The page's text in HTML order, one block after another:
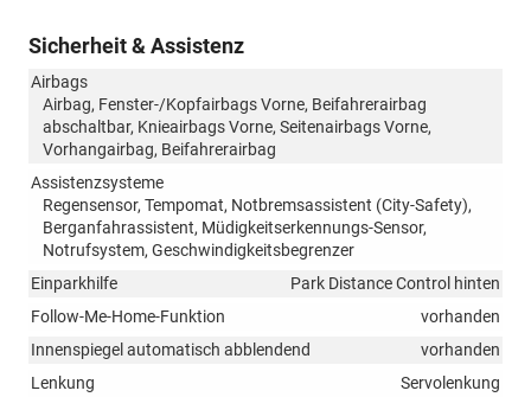
Sicherheit & Assistenz
Airbags
Airbag, Fenster-/Kopfairbags Vorne, Beifahrerairbag
abschaltbar, Knieairbags Vorne, Seitenairbags Vorne,
Vorhangairbag, Beifahrerairbag
Assistenzsysteme
Regensensor, Tempomat, Notbremsassistent (City-Safety),
Berganfahrassistent, Müdigkeitserkennungs-Sensor,
Notrufsystem, Geschwindigkeitsbegrenzer
Einparkhilfe
Park Distance Control hinten
Follow-Me-Home-Funktion
vorhanden
Innenspiegel automatisch abblendend
vorhanden
Lenkung
Servolenkung